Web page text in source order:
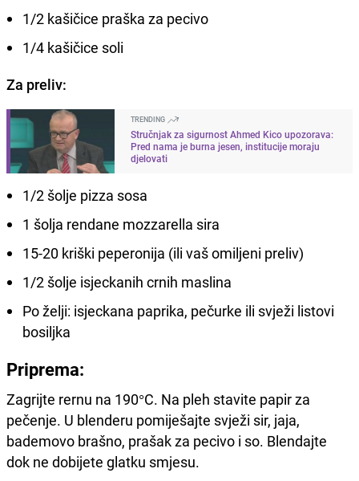
1/2 kašičice praška za pecivo
1/4 kašičice soli
Za preliv:
TRENDING
Stručnjak za sigurnost Ahmed Kico upozorava:
Pred nama je burna jesen, institucije moraju
djelovati
1/2 šolje pizza sosa
1 šolja rendane mozzarella sira
15-20 kriški peperonija (ili vaš omiljeni preliv)
1/2 šolje isjeckanih crnih maslina
Po želji: isjeckana paprika, pečurke ili svježi listovi
bosiljka
Priprema:
Zagrijte rernu na 190°C. Na pleh stavite papir za
pečenje. U blenderu pomiješajte svježi sir, jaja,
bademovo brašno, prašak za pecivo i so. Blendajte
dok ne dobijete glatku smjesu.